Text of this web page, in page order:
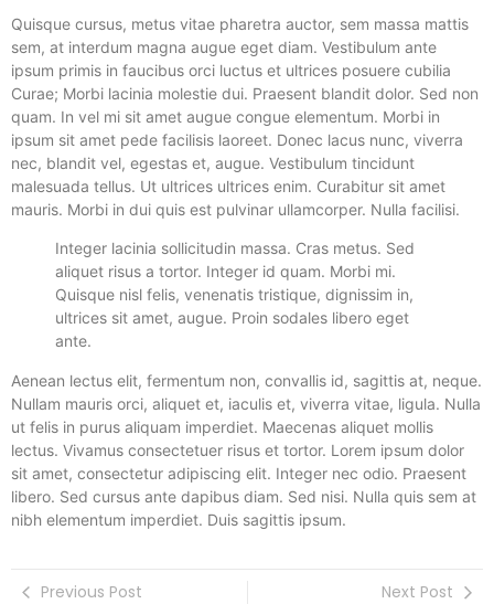
Quisque cursus, metus vitae pharetra auctor, sem massa mattis
sem, at interdum magna augue eget diam. Vestibulum ante
ipsum primis in faucibus orci luctus et ultrices posuere cubilia
Curae; Morbi lacinia molestie dui. Praesent blandit dolor. Sed non
quam. In vel mi sit amet augue congue elementum. Morbi in
ipsum sit amet pede facilisis laoreet. Donec lacus nunc, viverra
nec, blandit vel, egestas et, augue. Vestibulum tincidunt
malesuada tellus. Ut ultrices ultrices enim. Curabitur sit amet
mauris. Morbi in dui quis est pulvinar ullamcorper. Nulla facilisi.
Integer lacinia sollicitudin massa. Cras metus. Sed
aliquet risus a tortor. Integer id quam. Morbi mi.
Quisque nisl felis, venenatis tristique, dignissim in,
ultrices sit amet, augue. Proin sodales libero eget
ante.
Aenean lectus elit, fermentum non, convallis id, sagittis at, neque.
Nullam mauris orci, aliquet et, iaculis et, viverra vitae, ligula. Nulla
ut felis in purus aliquam imperdiet. Maecenas aliquet mollis
lectus. Vivamus consectetuer risus et tortor. Lorem ipsum dolor
sit amet, consectetur adipiscing elit. Integer nec odio. Praesent
libero. Sed cursus ante dapibus diam. Sed nisi. Nulla quis sem at
nibh elementum imperdiet. Duis sagittis ipsum.
Previous Post Next Post